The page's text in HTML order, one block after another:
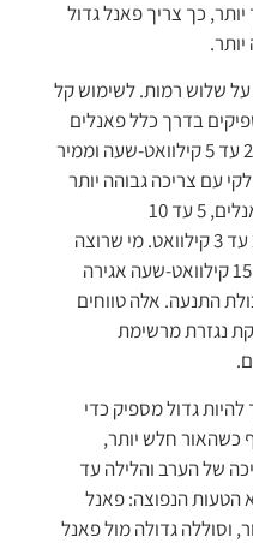
כך צריך פאנל גדול
שלוש רמות. לשימוש קל
בדרך כלל פאנלים
של 400 עד 800 וואט, סוללה של 2 עד 5 קילוואט-שעה וממיר
חלקי עם צריכה גבוהה יותר
מדובר על 800 עד 1,600 וואט פאנלים, 5 עד 10
קילוואט-שעה סוללה וממיר של 2 עד 3 קילוואט. מי שרוצה
להפעיל מזגן יזדקק לרוב ל-8 עד 15 קילוואט-שעה אגירה
עם יכולת התנעה. אלה טווחים
נגזרת מרשימת
גדול מספיק כדי
כשהאור חלש יותר,
של הערב והלילה עד
הטעות הנפוצה: פאנל
וסוללה גדולה מול פאנל